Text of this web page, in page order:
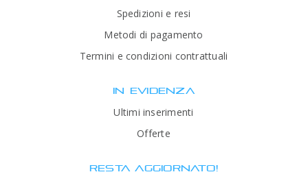
Spedizioni e resi
Metodi di pagamento
Termini e condizioni contrattuali
IN EVIDENZA
Ultimi inserimenti
Offerte
RESTA AGGIORNATO!